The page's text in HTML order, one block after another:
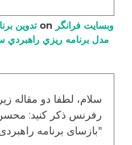
وبسایت فرانگر
تدوین
مدل برنامه ریزي راهبردي
سلام، لطفا دو مقاله
رفرنس ذکر کنید:
"بازسای برنامه